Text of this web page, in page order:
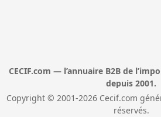
CECIF.com — l’annuaire B2B de
depuis 2001.
Copyright © 2001-2026 Cecif.com
réservés.